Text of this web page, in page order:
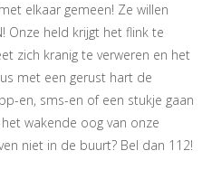
elkaar gemeen! Ze willen
Onze held krijgt het flink te
zich kranig te verweren en het
met een gerust hart de
en, sms-en of een stukje gaan
wakende oog van onze
niet in de buurt? Bel dan 112!